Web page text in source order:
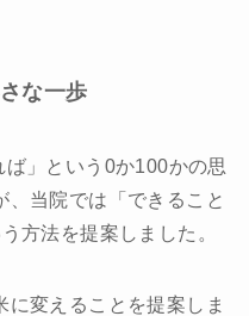
な一歩
」という0か100かの思
当院では「できること
方法を提案しました。
変えることを提案しま